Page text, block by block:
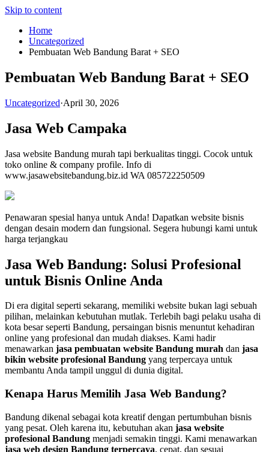
Skip to content
Home
Uncategorized
Pembuatan Web Bandung Barat + SEO
Pembuatan Web Bandung Barat + SEO
Uncategorized·April 30, 2026
Jasa Web Campaka
Jasa website Bandung murah tapi berkualitas tinggi. Cocok untuk
toko online & company profile. Info di
www.jasawebsitebandung.biz.id WA 085722250509
Penawaran spesial hanya untuk Anda! Dapatkan website bisnis
dengan desain modern dan fungsional. Segera hubungi kami untuk
harga terjangkau
Jasa Web Bandung: Solusi Profesional
untuk Bisnis Online Anda
Di era digital seperti sekarang, memiliki website bukan lagi sebuah
pilihan, melainkan kebutuhan mutlak. Terlebih bagi pelaku usaha di
kota besar seperti Bandung, persaingan bisnis menuntut kehadiran
online yang profesional dan mudah diakses. Kami hadir
menawarkan jasa pembuatan website Bandung murah dan jasa
bikin website profesional Bandung yang terpercaya untuk
membantu Anda tampil unggul di dunia digital.
Kenapa Harus Memilih Jasa Web Bandung?
Bandung dikenal sebagai kota kreatif dengan pertumbuhan bisnis
yang pesat. Oleh karena itu, kebutuhan akan jasa website
profesional Bandung menjadi semakin tinggi. Kami menawarkan
jasa web design Bandung terpercaya, cepat, dan sesuai